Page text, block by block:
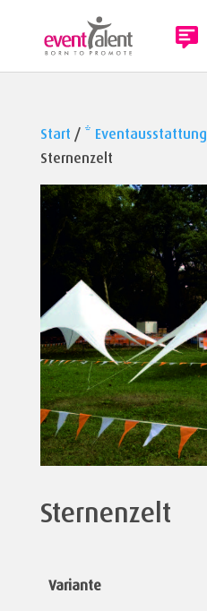
Start / * Eventausstattung
Sternenzelt
Sternenzelt
Variante